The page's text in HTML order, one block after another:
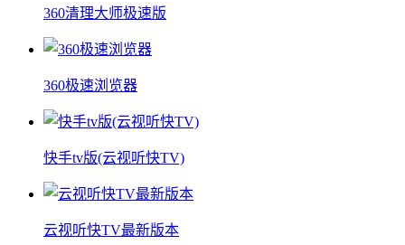
360清理大师极速版
360极速浏览器
快手tv版(云视听快TV)
云视听快TV最新版本